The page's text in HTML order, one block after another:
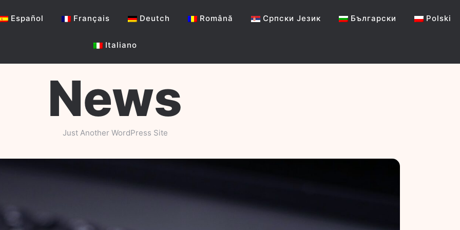
Español Français Deutch Română Српски Језик Български Polski
Italiano
News
Just Another WordPress Site